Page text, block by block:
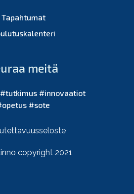
Tapahtumat
meitä
#innovaatiot
#sote
copyright 2021